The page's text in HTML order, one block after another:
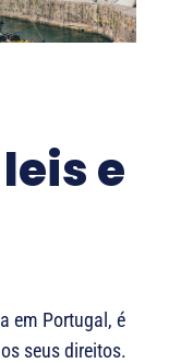
e
em Portugal, é
seus direitos.